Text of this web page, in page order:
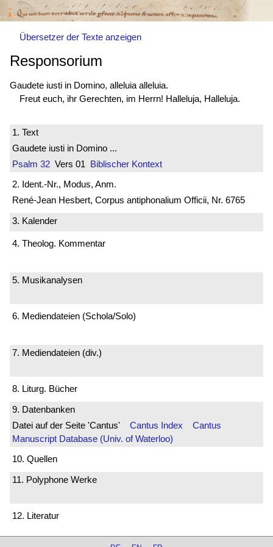
Übersetzer der Texte anzeigen
Responsorium
Gaudete iusti in Domino, alleluia alleluia.
Freut euch, ihr Gerechten, im Herrn! Halleluja, Halleluja.
1. Text
Gaudete iusti in Domino ...
Psalm 32 Vers 01 Biblischer Kontext
2. Ident.-Nr., Modus, Anm.
René-Jean Hesbert, Corpus antiphonalium Officii, Nr. 6765
3. Kalender
4. Theolog. Kommentar
5. Musikanalysen
6. Mediendateien (Schola/Solo)
7. Mediendateien (div.)
8. Liturg. Bücher
9. Datenbanken
Datei auf der Seite 'Cantus' Cantus Index
Cantus
Manuscript Database (Univ. of Waterloo)
10. Quellen
11. Polyphone Werke
12. Literatur